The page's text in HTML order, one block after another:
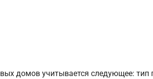
домов учитывается следующее: